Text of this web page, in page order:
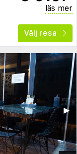
läs mer
Välj resa
▶︎